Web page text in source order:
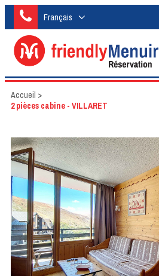
Français
Accueil >
2 pièces cabine - VILLARET